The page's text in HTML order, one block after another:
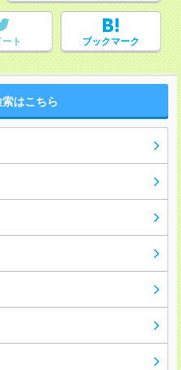
ート ブックマーク
はこちら